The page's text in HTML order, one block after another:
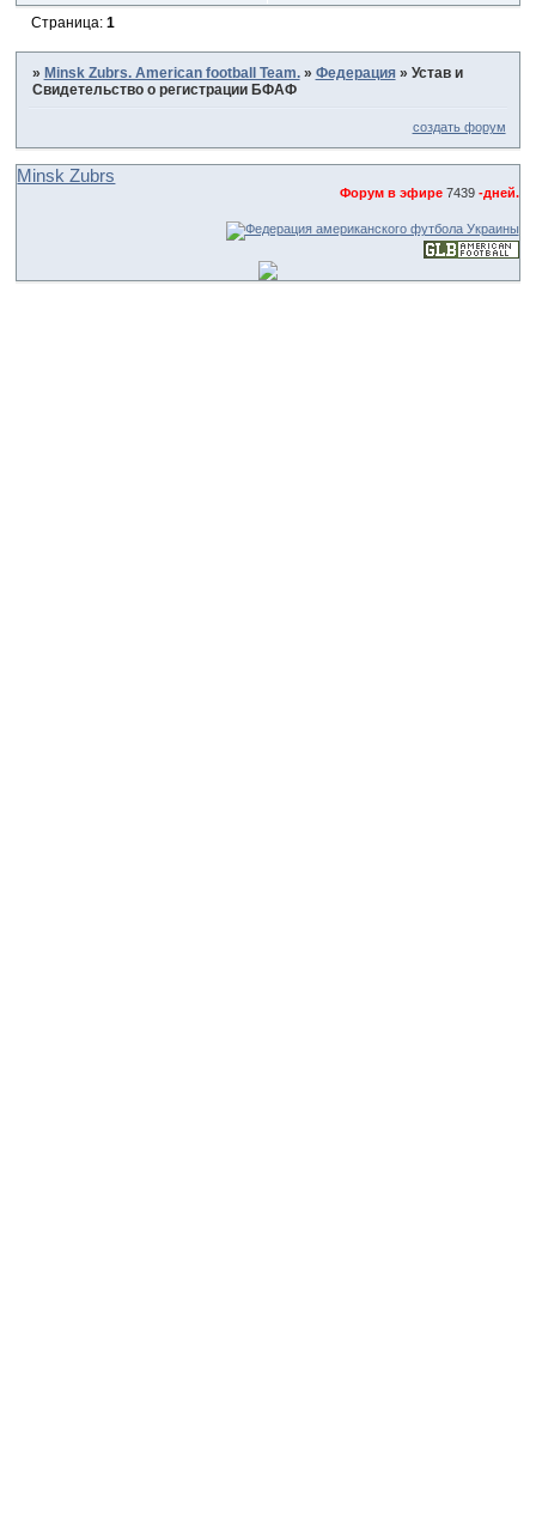
Страница: 1
» Minsk Zubrs. American football Team. » Федерация » Устав и
Свидетельство о регистрации БФАФ
создать форум
Minsk Zubrs
Форум в эфире 7439-дней.